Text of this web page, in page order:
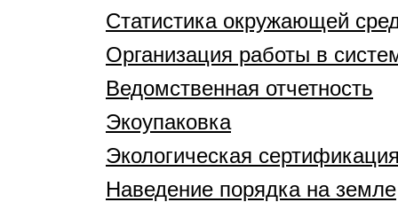
Статистика окружающей
Организация работы в
Ведомственная отчетность
Экоупаковка
Экологическая
Наведение порядка на земле